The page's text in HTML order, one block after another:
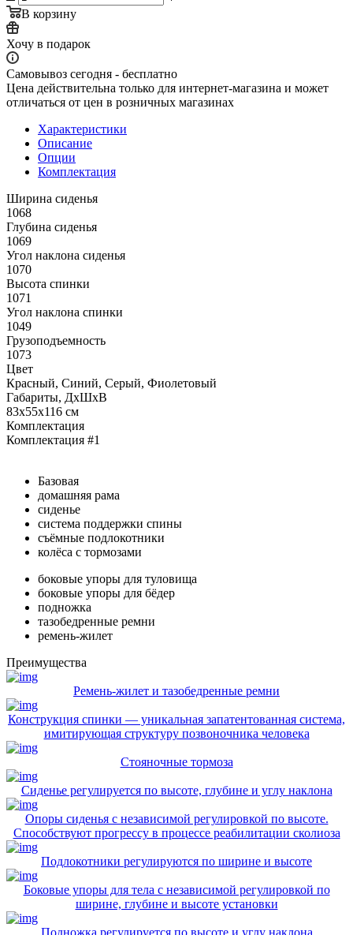
В корзину
Хочу в подарок
Самовывоз сегодня - бесплатно
Цена действительна только для интернет-магазина и может
отличаться от цен в розничных магазинах
Характеристики
Описание
Опции
Комплектация
Ширина сиденья
1068
Глубина сиденья
1069
Угол наклона сиденья
1070
Высота спинки
1071
Угол наклона спинки
1049
Грузоподъемность
1073
Цвет
Красный, Синий, Серый, Фиолетовый
Габариты, ДхШхВ
83х55х116 см
Комплектация
Комплектация #1
Базовая
домашняя рама
сиденье
система поддержки спины
съёмные подлокотники
колёса с тормозами
боковые упоры для туловища
боковые упоры для бёдер
подножка
тазобедренные ремни
ремень-жилет
Преимущества
Ремень-жилет и тазобедренные ремни
Конструкция спинки — уникальная запатентованная система,
имитирующая структуру позвоночника человека
Стояночные тормоза
Сиденье регулируется по высоте, глубине и углу наклона
Опоры сиденья с независимой регулировкой по высоте.
Способствуют прогрессу в процессе реабилитации сколиоза
Подлокотники регулируются по ширине и высоте
Боковые упоры для тела с независимой регулировкой по
ширине, глубине и высоте установки
Подножка регулируется по высоте и углу наклона